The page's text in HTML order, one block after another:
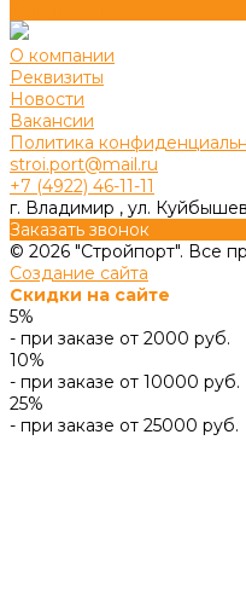
О компании
Реквизиты
Новости
Вакансии
Политика
stroi.port@mail.ru
+7 (4922) 46-11-11
г. Владимир , ул.
Заказать звонок
© 2026 "Стройпорт". Все
Создание сайта
Скидки на сайте
5%
- при заказе от 2000 руб.
10%
- при заказе от 10000 руб.
25%
- при заказе от 25000 руб.